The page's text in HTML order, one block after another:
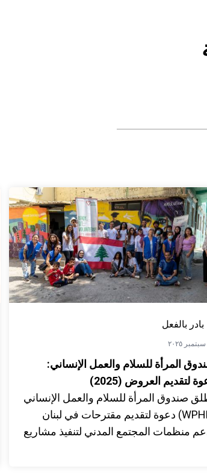
بادر بالفعل
المرأة للسلام والعمل الإنساني:
لتقديم العروض (2025)
صندوق المرأة للسلام والعمل الإنساني
(WPHF) دعوة لتقديم مقترحات في لبنان
منظمات المجتمع المدني لتنفيذ مشاريع